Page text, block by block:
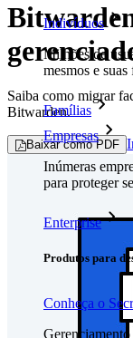
Indivíduos
Milhões de
mesmos e
Famílias
Empresas
Inúmeras
para proteger
Enterprise
Produtos para
Conheça o
Saiba como migrar
Bitwarden.
Baixar como PDF